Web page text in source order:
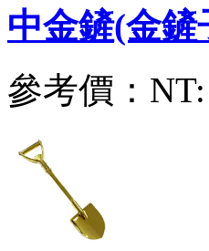
參考價：NT: 85元
大金鏟(金鏟子)
中金鏟(金鏟
參考價：